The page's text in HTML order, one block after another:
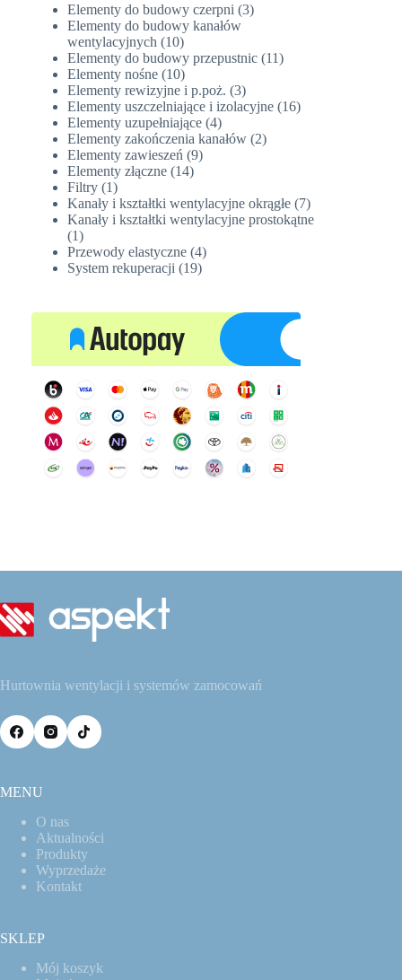
Elementy do budowy czerpni 33
Elementy do budowy kanałów
wentylacyjnych
1010
produktów
Elementy do budowy przepustnic 1111
Elementy nośne 1010
produktów
Elementy rewizyjne i p.poż. 33
produkty
Elementy uszczelniające i izolacyjne 1616
Elementy uzupełniające 44
produkty
Elementy zakończenia kanałów 22
Elementy zawieszeń 99
Elementy złączne 1414
Filtry 11
produkt
Kanały i kształtki wentylacyjne okrągłe 77
produktów
Kanały i kształtki wentylacyjne prostokątne
11
produkt
Przewody elastyczne 44
produkty
System rekuperacji 1919
Hurtownia wentylacji i systemów zamocowań
MENU
O nas
Aktualności
Produkty
Wyprzedaże
Kontakt
SKLEP
Mój koszyk